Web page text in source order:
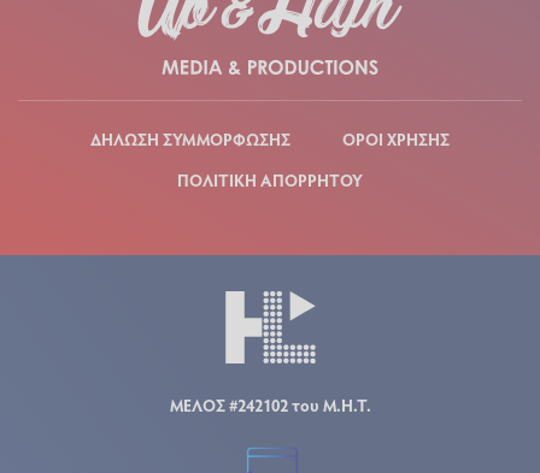
ΔΗΛΩΣΗ ΣΥΜΜΟΡΦΩΣΗΣ
ΟΡΟΙ ΧΡΗΣΗΣ
ΠΟΛΙΤΙΚΗ ΑΠΟΡΡΗΤΟΥ
ΜΕΛΟΣ #242102 του Μ.Η.Τ.